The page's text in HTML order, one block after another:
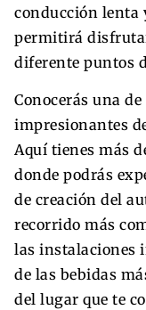
conducción lenta
permitirá
diferente puntos
Conocerás una
impresionantes
Aquí tienes más
donde podrás
de creación del
recorrido más
las instalaciones
de las bebidas
del lugar que te